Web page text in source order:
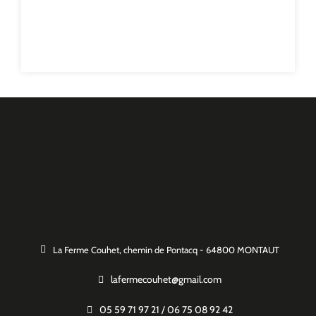
La Ferme Couhet, chemin de Pontacq - 64800 MONTAUT
lafermecouhet@gmail.com
05 59 71 97 21 / 06 75 08 92 42